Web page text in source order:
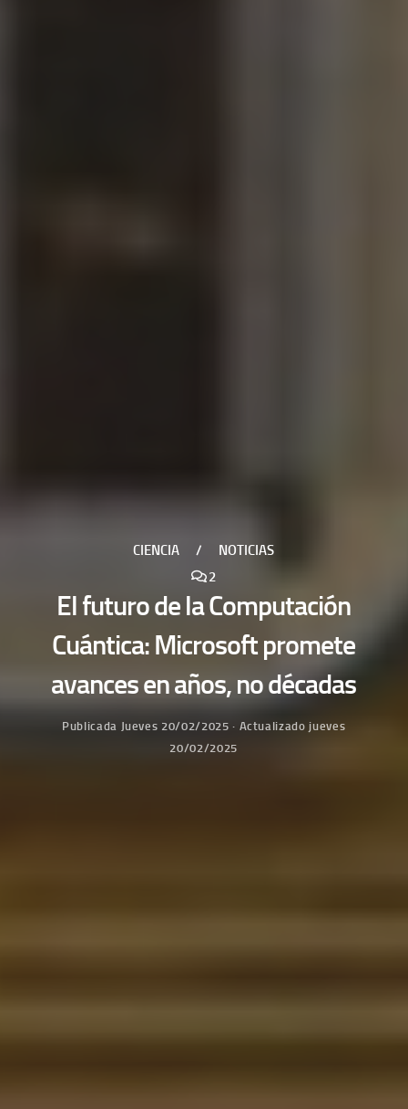
CIENCIA /
NOTICIAS
2
El futuro de la Computación
Cuántica: Microsoft promete
avances en años, no décadas
Publicada Jueves 20/02/2025 · Actualizadojueves
20/02/2025